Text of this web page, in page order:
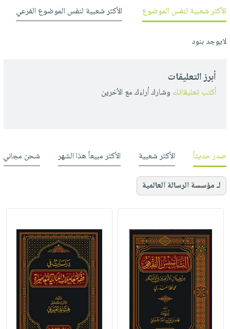
الأكثر شعبية لنفس الموضوع الأكثر شعبية لنفس الموضوع الفرعي
لايوجد بنود
أبرز التعليقات
أكتب تعليقاتك وشارك أراءك مع الأخرين
صدر حديثاً الأكثر شعبية الأكثر مبيعاً هذا الشهر شحن مجاني
لـ مؤسسة الرسالة العالمية